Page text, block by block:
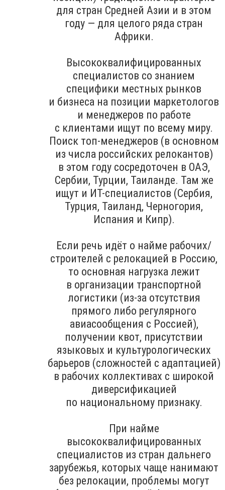
для стран Средней Азии и в этом
году — для целого ряда стран
Африки.
Высококвалифицированных
специалистов со знанием
специфики местных рынков
и бизнеса на позиции маркетологов
и менеджеров по работе
с клиентами ищут по всему миру.
Поиск топ-менеджеров (в основном
из числа российских релокантов)
в этом году сосредоточен в ОАЭ,
Сербии, Турции, Таиланде. Там же
ищут и ИТ-специалистов (Сербия,
Турция, Таиланд, Черногория,
Испания и Кипр).
Если речь идёт о найме рабочих/
строителей с релокацией в Россию,
то основная нагрузка лежит
в организации транспортной
логистики (из-за отсутствия
прямого либо регулярного
авиасообщения с Россией),
получении квот, присутствии
языковых и культурологических
барьеров (сложностей с адаптацией)
в рабочих коллективах с широкой
диверсификацией
по национальному признаку.
При найме
высококвалифицированных
специалистов из стран дальнего
зарубежья, которых чаще нанимают
без релокации, проблемы могут